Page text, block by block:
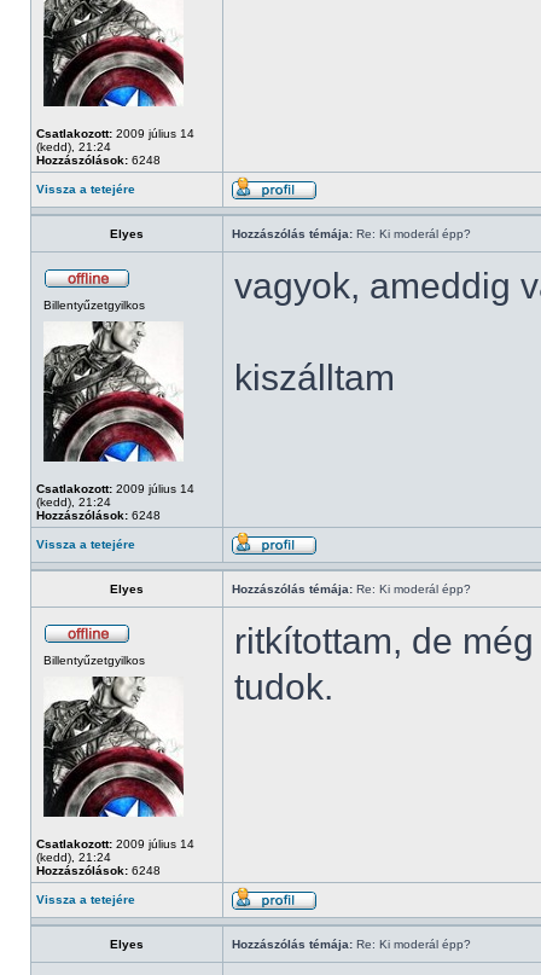
Csatlakozott: 2009 július 14
(kedd), 21:24
Hozzászólások: 6248
Vissza a tetejére
Elyes Hozzászólás témája: Re: Ki moderál épp?
Billentyűzetgyilkos
Csatlakozott: 2009 július 14
(kedd), 21:24
Hozzászólások: 6248
vagyok, ameddig
kiszálltam
Vissza a tetejére
Elyes Hozzászólás témája: Re: Ki moderál épp?
Billentyűzetgyilkos
Csatlakozott: 2009 július 14
(kedd), 21:24
Hozzászólások: 6248
ritkítottam, de
tudok.
Vissza a tetejére
Elyes Hozzászólás témája: Re: Ki moderál épp?